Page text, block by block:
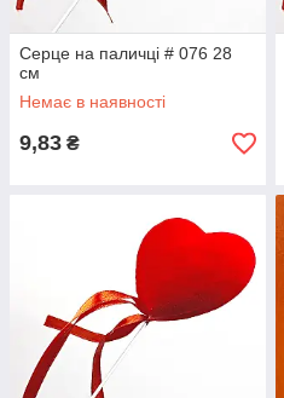
Серце на паличці # 076 28
см
Немає в наявності
9,83 ₴